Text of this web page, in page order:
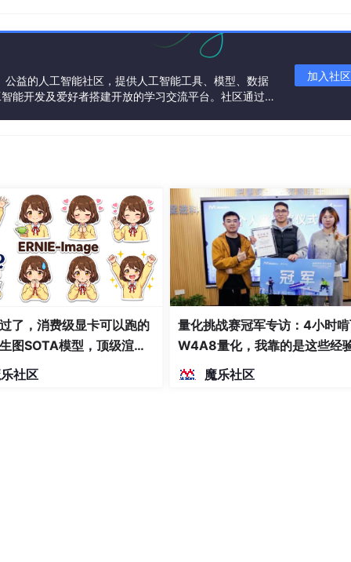
益的人工智能社区，提供人工智能工具、模型、数据
能开发及爱好者搭建开放的学习交流平台。社区通过理
加入社区
了，消费级显卡可以跑的
图SOTA模型，顶级渲
度文本绘图
社区
量化挑战赛冠军专访：4小时
W4A8量化，我靠的是这些经
魔乐社区